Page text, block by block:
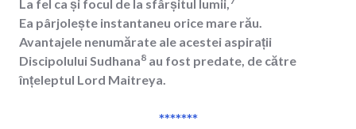
La fel ca și focul de la sfârșitul lumii,
Ea pârjolește instantaneu orice mare rău.
Avantajele nenumărate ale acestei aspirații
Discipolului Sudhana8 au fost predate, de către
înțeleptul Lord Maitreya.
*******